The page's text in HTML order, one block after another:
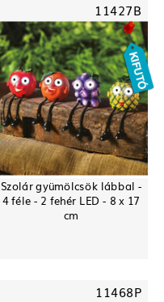
11427B
Szolár gyümölcsök lábbal -
4 féle - 2 fehér LED - 8 x 17
cm
11468P